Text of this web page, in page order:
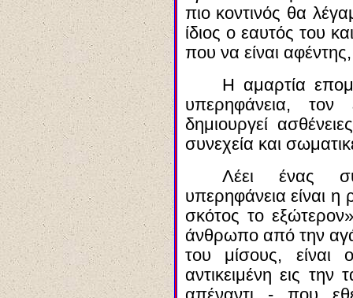
πιο κοντινός θα
ίδιος ο εαυτός του
που να είναι
Η αμαρτία
υπερηφάνεια, τον
δημιουργεί
συνεχεία και
Λέει ένας
υπερηφάνεια είναι η
σκότος το
άνθρωπο από την
του μίσους,
αντικειμένη εις την